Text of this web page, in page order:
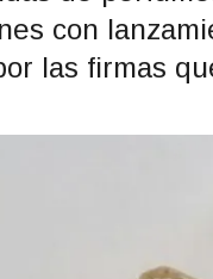
con
las firmas